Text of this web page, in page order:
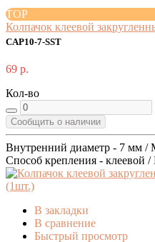
TOP
Колпачок клеевой
CAP10-7-SST
69 р.
Кол-во
Сообщить о наличии
Внутренний диаметр - 7 мм /
Способ крепления - клеевой /
В закладки
В сравнение
Быстрый просмотр